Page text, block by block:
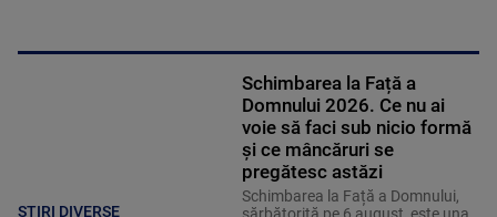
STIRI DIVERSE
Schimbarea la Față a
Domnului 2026. Ce nu ai
voie să faci sub nicio formă
și ce mâncăruri se
pregătesc astăzi
Schimbarea la Față a Domnului,